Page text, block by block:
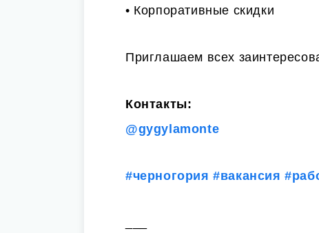
• Корпоративные скидки
Приглашаем всех
Контакты:
@gygylamonte
#черногория #вакансия